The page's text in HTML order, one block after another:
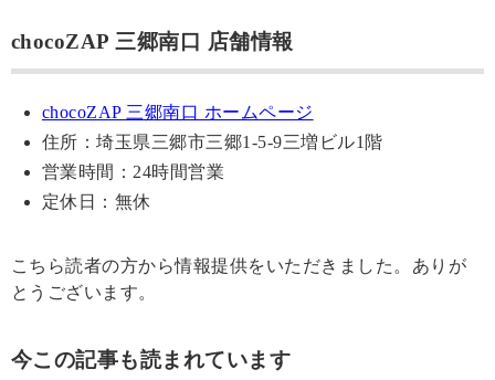
chocoZAP 三郷南口 店舗情報
chocoZAP 三郷南口 ホームページ
住所：埼玉県三郷市三郷1-5-9三増ビル1階
営業時間：24時間営業
定休日：無休
こちら読者の方から情報提供をいただきました。ありが
とうございます。
今この記事も読まれています